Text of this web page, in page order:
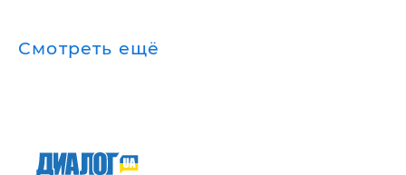
Смотреть ещё